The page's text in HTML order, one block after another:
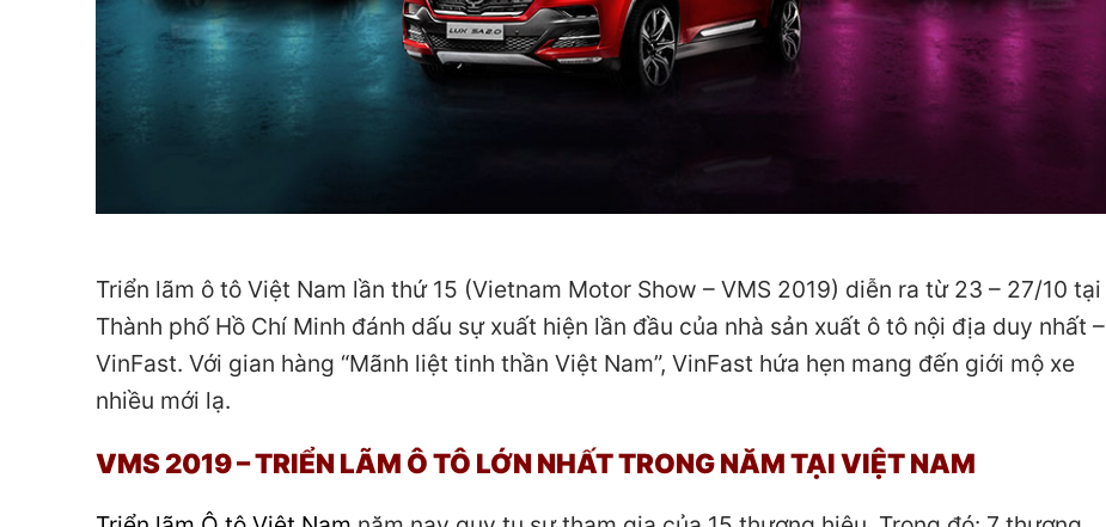
Triển lãm ô tô Việt Nam lần thứ 15 (Vietnam Motor Show – VMS 2019) diễn ra từ 23 – 27/10 tại
Thành phố Hồ Chí Minh đánh dấu sự xuất hiện lần đầu của nhà sản xuất ô tô nội địa duy nhất –
VinFast. Với gian hàng “Mãnh liệt tinh thần Việt Nam”, VinFast hứa hẹn mang đến giới mộ xe
nhiều mới lạ.
VMS 2019 – TRIỂN LÃM Ô TÔ LỚN NHẤT TRONG NĂM TẠI VIỆT NAM